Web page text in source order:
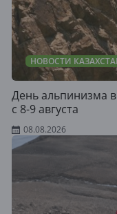
НОВОСТИ
День альпинизма
с 8-9 августа
08.08.2026